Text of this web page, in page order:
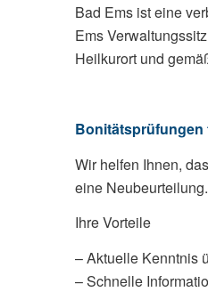
Bad Ems ist eine
Ems
Heilkurort und
Bonitätsprüfungen
Wir helfen Ihnen,
eine
Ihre Vorteile
– Aktuelle Kenntnis
– Schnelle